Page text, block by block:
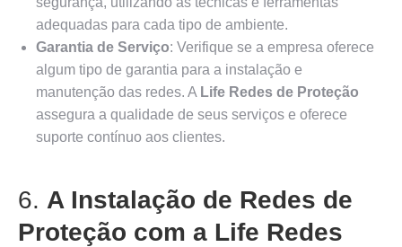
adequadas para cada tipo de ambiente.
Garantia de Serviço: Verifique se a empresa oferece
algum tipo de garantia para a instalação e
manutenção das redes. A Life Redes de Proteção
assegura a qualidade de seus serviços e oferece
suporte contínuo aos clientes.
6. A Instalação de Redes de
Proteção com a Life Redes